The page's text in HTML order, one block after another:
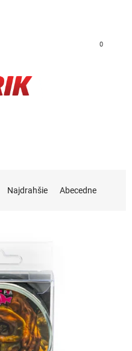
0
Najdrahšie Abecedne